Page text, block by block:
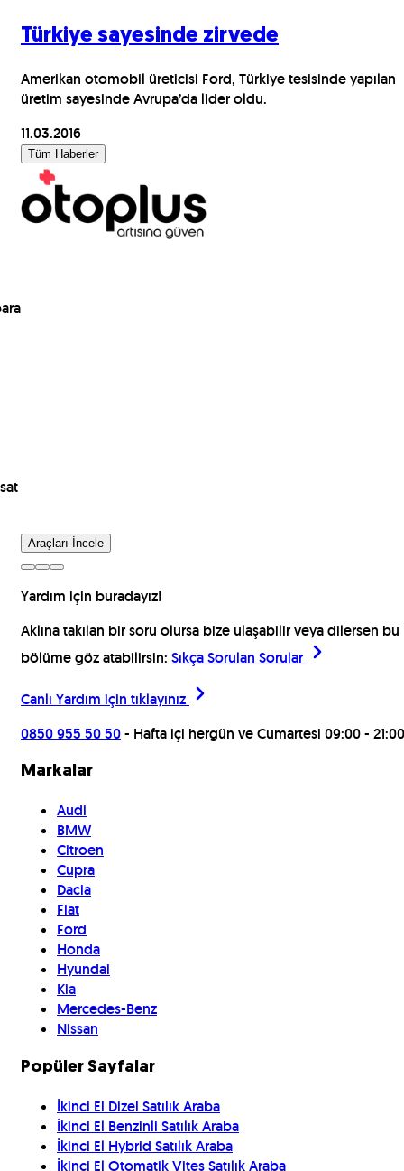
Türkiye sayesinde zirvede
Amerikan otomobil üreticisi Ford, Türkiye tesisinde yapılan
üretim sayesinde Avrupa’da lider oldu.
11.03.2016
Tüm Haberler
Araçları İncele
Yardım için buradayız!
Aklına takılan bir soru olursa bize ulaşabilir veya dilersen bu
bölüme göz atabilirsin: Sıkça Sorulan Sorular
Canlı Yardım için tıklayınız
0850 955 50 50- Hafta içi hergün ve Cumartesi 09:00 - 21:00
Markalar
Audi
BMW
Citroen
Cupra
Dacia
Fiat
Ford
Honda
Hyundai
Kia
Mercedes-Benz
Nissan
Popüler Sayfalar
İkinci El Dizel Satılık Araba
İkinci El Benzinli Satılık Araba
İkinci El Hybrid Satılık Araba
İkinci El Otomatik Vites Satılık Araba